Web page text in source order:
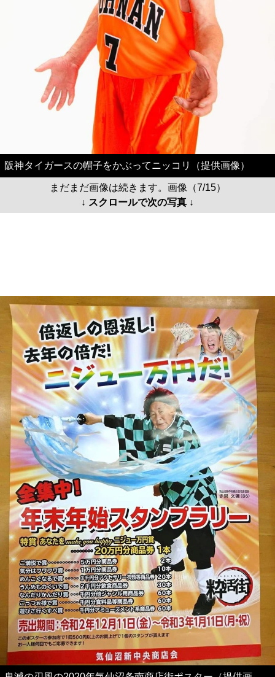
阪神タイガースの帽子をかぶってニッコリ（提供画像）
まだまだ画像は続きます。画像（7/15）
↓ スクロールで次の写真 ↓